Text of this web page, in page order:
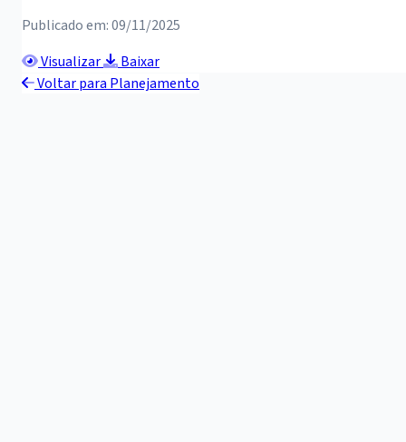
Publicado em: 09/11/2025
Visualizar
Baixar
Voltar para Planejamento